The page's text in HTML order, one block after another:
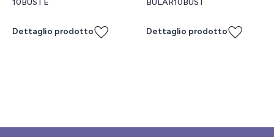
10BUSTE
Dettaglio prodotto
BULAR10BUST
Dettaglio prodotto